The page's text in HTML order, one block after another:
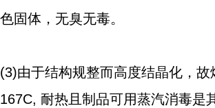
色固体，无臭无毒。
(3)由于结构规整而高度结晶化，故
167C, 耐热且制品可用蒸汽消毒是